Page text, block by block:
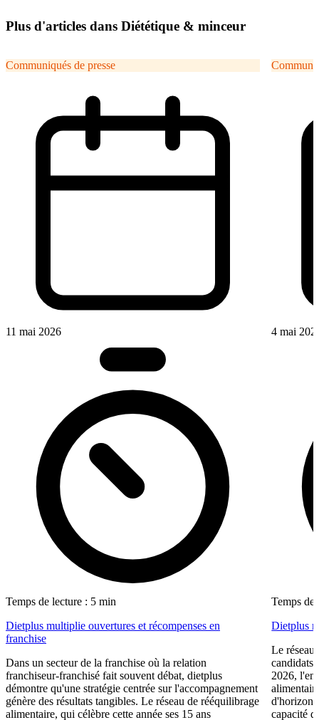
Plus d'articles dans Diététique & minceur
Communiqués de presse
11 mai 2026
Temps de lecture : 5 min
Dietplus multiplie ouvertures et récompenses en
franchise
Dans un secteur de la franchise où la relation
franchiseur-franchisé fait souvent débat, dietplus
démontre qu'une stratégie centrée sur l'accompagnement
génère des résultats tangibles. Le réseau de rééquilibrage
alimentaire, qui célèbre cette année ses 15 ans
4 mai
Temps de
Dietplus
Le réseau
candidats
2026,
capacité